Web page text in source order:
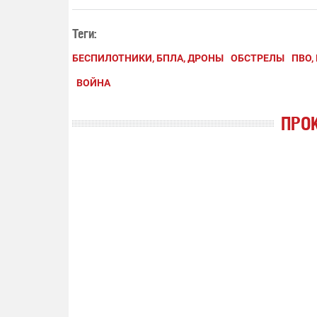
Теги:
БЕСПИЛОТНИКИ, БПЛА, ДРОНЫ ОБСТРЕЛЫ
ВОЙНА